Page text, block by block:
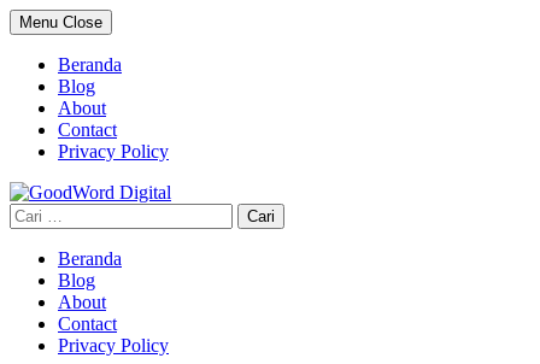
Skip
to
content
Menu Close
Beranda
Blog
About
Contact
Privacy Policy
Cari
untuk:
Beranda
Blog
About
Contact
Privacy Policy